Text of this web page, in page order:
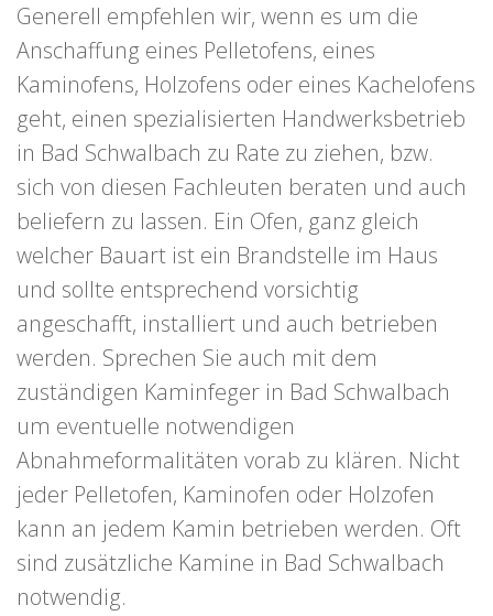
Generell empfehlen wir, wenn es um die
Anschaffung eines Pelletofens, eines
Kaminofens, Holzofens oder eines Kachelofens
geht, einen spezialisierten Handwerksbetrieb
in Bad Schwalbach zu Rate zu ziehen, bzw.
sich von diesen Fachleuten beraten und auch
beliefern zu lassen. Ein Ofen, ganz gleich
welcher Bauart ist ein Brandstelle im Haus
und sollte entsprechend vorsichtig
angeschafft, installiert und auch betrieben
werden. Sprechen Sie auch mit dem
zuständigen Kaminfeger in Bad Schwalbach
um eventuelle notwendigen
Abnahmeformalitäten vorab zu klären. Nicht
jeder Pelletofen, Kaminofen oder Holzofen
kann an jedem Kamin betrieben werden. Oft
sind zusätzliche Kamine in Bad Schwalbach
notwendig.